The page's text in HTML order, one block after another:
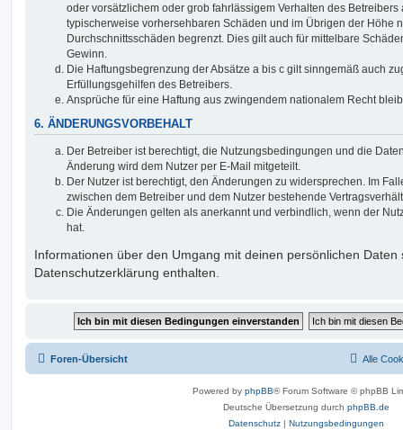
oder vorsätzlichem oder grob fahrlässigem Verhalten des Betreibers
typischerweise vorhersehbaren Schäden und im Übrigen der Höhe
Durchschnittsschäden begrenzt. Dies gilt auch für mittelbare
Gewinn.
Die Haftungsbegrenzung der Absätze a bis c gilt sinngemäß auch
Erfüllungsgehilfen des Betreibers.
Ansprüche für eine Haftung aus zwingendem nationalem Recht
6. ÄNDERUNGSVORBEHALT
Der Betreiber ist berechtigt, die Nutzungsbedingungen und die
Änderung wird dem Nutzer per E-Mail mitgeteilt.
Der Nutzer ist berechtigt, den Änderungen zu widersprechen. Im
zwischen dem Betreiber und dem Nutzer bestehende
Die Änderungen gelten als anerkannt und verbindlich, wenn der
hat.
Informationen über den Umgang mit deinen persönlichen Daten
Datenschutzerklärung enthalten.
Foren-Übersicht Alle
Powered by phpBB® Forum Software © phpBB
Deutsche Übersetzung durch phpBB.de
Datenschutz | Nutzungsbedingungen